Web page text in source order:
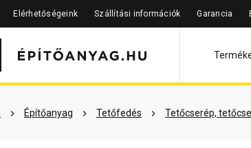
Elérhetőségeink Szállítási információk Garancia
Építőanyag Tetőfedés Tetőcserép,
Szükséged lehet rá Részletes leírás